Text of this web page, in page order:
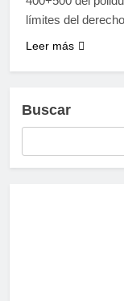
límites del
Leer más
Buscar